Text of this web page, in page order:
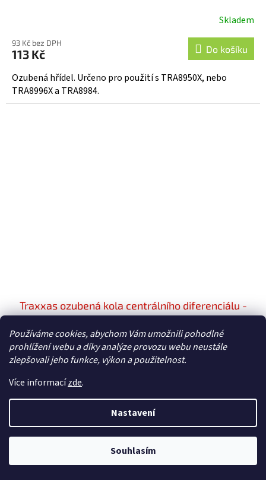
Používáme cookies, abychom Vám umožnili pohodlné
prohlížení webu a díky analýze provozu webu neustále
zlepšovali jeho funkce, výkon a použitelnost.
Více informacízde.
Nastavení
Souhlasím
Skladem
93 Kč bez DPH
113 Kč Do košíku
Ozubená hřídel. Určeno pro použití s TRA8950X, nebo
TRA8996X a TRA8984.
Traxxas ozubená kola centrálního diferenciálu -
TRA8982
Skladem
392 Kč bez DPH
474 Kč
Traxxas ozubená kola centrálního diferenciálu - náhradní díl
pro RC model auta Traxxas Maxx.